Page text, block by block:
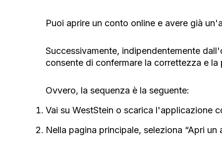
Puoi aprire un conto online e avere già
Successivamente, indipendentemente
consente di confermare la correttezza e
Ovvero, la sequenza è la seguente:
Vai su WestStein o scarica l'applicazione
Nella pagina principale, seleziona “Apri